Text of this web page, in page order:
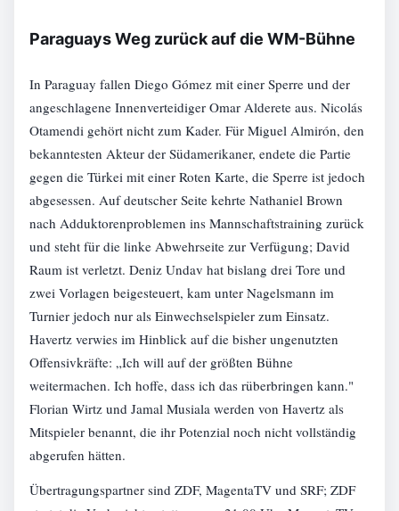
Paraguays Weg zurück auf die WM-Bühne
In Paraguay fallen Diego Gómez mit einer Sperre und der
angeschlagene Innenverteidiger Omar Alderete aus. Nicolás
Otamendi gehört nicht zum Kader. Für Miguel Almirón, den
bekanntesten Akteur der Südamerikaner, endete die Partie
gegen die Türkei mit einer Roten Karte, die Sperre ist jedoch
abgesessen. Auf deutscher Seite kehrte Nathaniel Brown
nach Adduktorenproblemen ins Mannschaftstraining zurück
und steht für die linke Abwehrseite zur Verfügung; David
Raum ist verletzt. Deniz Undav hat bislang drei Tore und
zwei Vorlagen beigesteuert, kam unter Nagelsmann im
Turnier jedoch nur als Einwechselspieler zum Einsatz.
Havertz verwies im Hinblick auf die bisher ungenutzten
Offensivkräfte: „Ich will auf der größten Bühne
weitermachen. Ich hoffe, dass ich das rüberbringen kann."
Florian Wirtz und Jamal Musiala werden von Havertz als
Mitspieler benannt, die ihr Potenzial noch nicht vollständig
abgerufen hätten.
Übertragungspartner sind ZDF, MagentaTV und SRF; ZDF